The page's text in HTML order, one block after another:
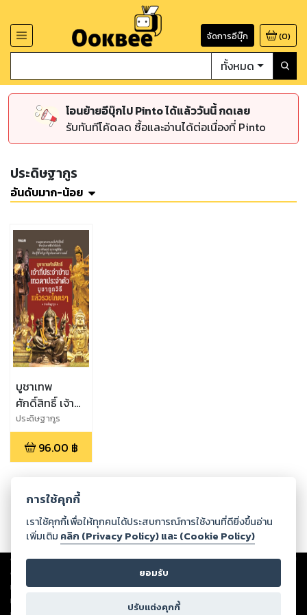
จัดการอีบุ๊ก (0)
ทั้งหมด
โอนย้ายอีบุ๊กไป Pinto ได้แล้ววันนี้ กดเลย
รับทันทีโค้ดลด ซื้อและอ่านได้ต่อเนื่องที่ Pinto
ประดิษฐากูร
อันดับมาก-น้อย
บูชาเทพ
ศักดิ์สิทธิ์ เจ้าที่
ประจำบ้าน
เทวดาประจำตัว
บูชาถูกวิธีรวย
ประดิษฐากูร
96.00 ฿
Copyright ©2026Storylog Co., Ltd. - สตอรี่ล็อกขอสงวนสิทธิ์ไม่รับผิดชอบ
ต่อผลงานหรือเนื้อหาใดที่อัปโหลดผ่านเว็บไซต์และปรากฏว่าละเมิดสิทธิใน
ทรัพย์สินทางปัญญาของบุคคลอื่นหรือขัดต่อกฎหมายและศีลธรรม ดังนั้น ผู้อ่าน
ทุกท่านโปรดใช้วิจารณญาณในการกลั่นกรองด้วยตนเอง และหากท่านพบว่าส่วน
การใช้คุกกี้
เราใช้คุกกี้เพื่อให้ทุกคนได้ประสบการณ์การใช้งานที่ดียิ่งขึ้นอ่าน
เพิ่มเติม คลิก (Privacy Policy) และ (Cookie Policy)
ยอมรับ
ปรับแต่งคุกกี้